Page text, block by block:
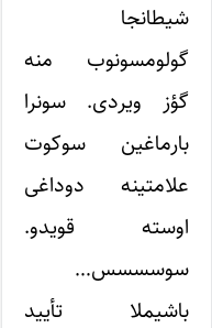
شیطانجا
گولومسونوب‌ منه
گؤز ویردی. سونرا
بارماغین سوکوت
علامتینه دوداغی
اوسته قویدو.
سوسسسس…
باشیملا تأیید